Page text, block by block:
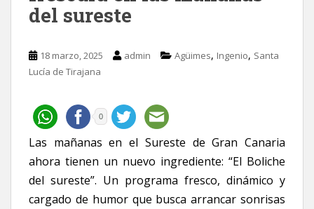
del sureste
18 marzo, 2025 admin Agüimes, Ingenio, Santa
Lucía de Tirajana
0
Las mañanas en el Sureste de Gran Canaria
ahora tienen un nuevo ingrediente: “El Boliche
del sureste”. Un programa fresco, dinámico y
cargado de humor que busca arrancar sonrisas